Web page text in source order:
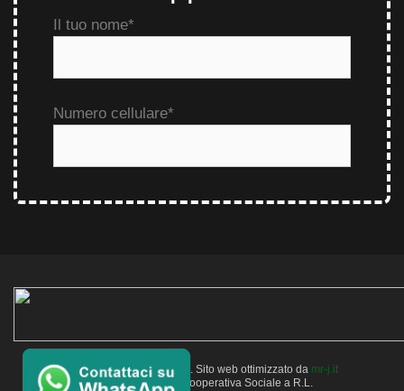
Copyright © 2026 Verlata. Sito web ottimizzato da mr-j.it
VERLATA Società Cooperativa Sociale a R.L.